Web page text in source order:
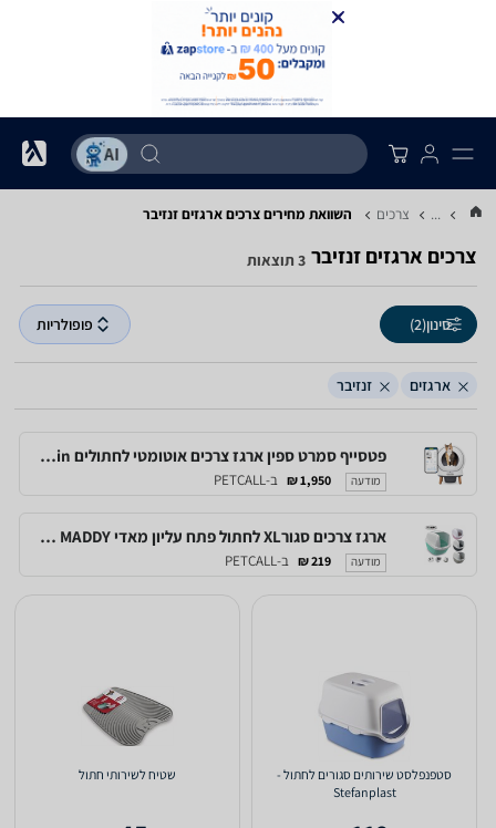
... צרכים השוואת מחירים צרכים ‏ארגזים ‏זנזיבר
צרכים ‏ארגזים ‏זנזיבר 3 תוצאות
סינון(2) פופולריות
ארגזים זנזיבר
פטסייף סמרט ספין ארגז צרכים אוטומטי לחתולים Petsafe Scoopfree Smartspin
מודעה 1,950 ₪ ב-PETCALL
ארגז צרכים סגורXL לחתול פתח עליון מאדי IMAC MADDY
מודעה 219 ₪ ב-PETCALL
סטפנפלסט שירותים סגורים לחתול -
Stefanplast
שטיח לשירותי חתול